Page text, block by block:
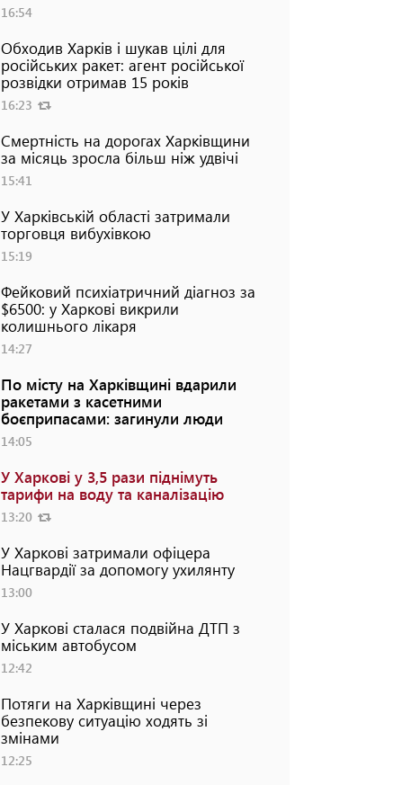
16:54
Обходив Харків і шукав цілі для
російських ракет: агент російської
розвідки отримав 15 років
16:23
Смертність на дорогах Харківщини
за місяць зросла більш ніж удвічі
15:41
У Харківській області затримали
торговця вибухівкою
15:19
Фейковий психіатричний діагноз за
$6500: у Харкові викрили
колишнього лікаря
14:27
По місту на Харківщині вдарили
ракетами з касетними
боєприпасами: загинули люди
14:05
У Харкові у 3,5 рази піднімуть
тарифи на воду та каналізацію
13:20
У Харкові затримали офіцера
Нацгвардії за допомогу ухилянту
13:00
У Харкові сталася подвійна ДТП з
міським автобусом
12:42
Потяги на Харківщині через
безпекову ситуацію ходять зі
змінами
12:25